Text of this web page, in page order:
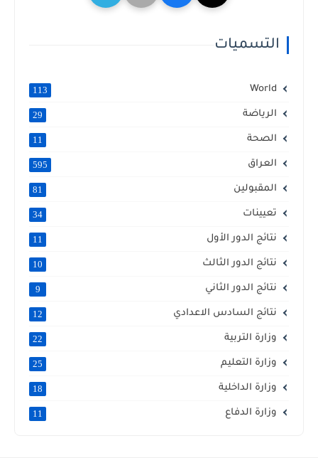
التسميات
World
113
الرياضة 29
الصحة 11
العراق 595
المقبولين 81
تعيينات 34
نتائج الدور الأول 11
نتائج الدور الثالث 10
نتائج الدور الثاني 9
نتائج السادس الاعدادي 12
وزارة التربية 22
وزارة التعليم 25
وزارة الداخلية 18
وزارة الدفاع 11